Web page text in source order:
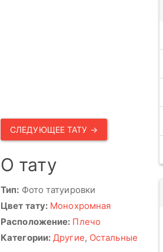
СЛЕДУЮЩЕЕ ТАТУ →
О тату
Тип: Фото татуировки
Цвет тату: Монохромная
Расположение: Плечо
Категории: Другие, Остальные